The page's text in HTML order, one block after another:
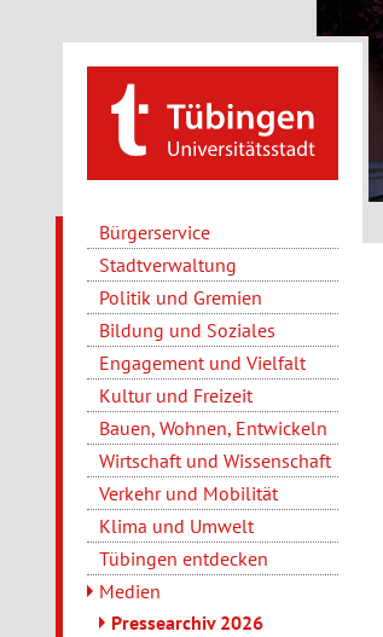
Bürgerservice
Stadtverwaltung
Politik und Gremien
Bildung und Soziales
Engagement und Vielfalt
Kultur und Freizeit
Bauen, Wohnen, Entwickeln
Wirtschaft und Wissenschaft
Verkehr und Mobilität
Klima und Umwelt
Tübingen entdecken
Medien
Pressearchiv 2026